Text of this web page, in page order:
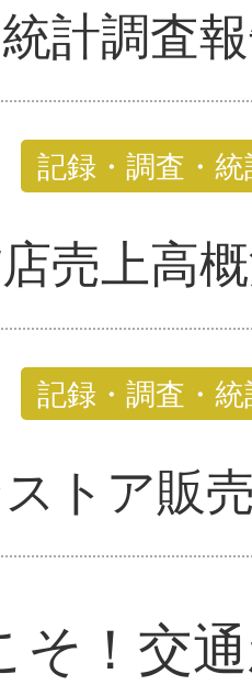
統計調査
記録・調査・
売上高
記録・調査・
トア販
そ！交